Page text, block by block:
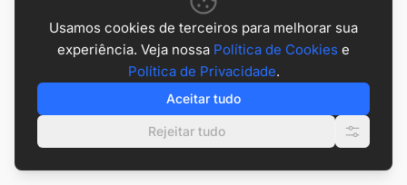
Ele substitui ou adiciona à nossa pilha de ferramentas
atual?
Ele pode automatizar tarefas rotineiras baseadas em
chat, ou precisaremos de software extra?
Ele se encaixa em equipes híbridas, grandes equipes e
ambientes regulamentados?
A ferramenta nos ajudará a focar ou criará mais ruído?
Usamos cookies de terceiros para melhorar sua
experiência. Veja nossa Política de Cookies e
Política de Privacidade.
Aceitar tudo
Rejeitar tudo